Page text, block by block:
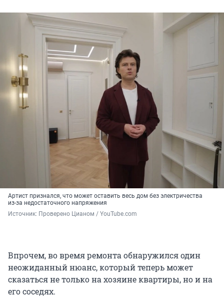
Артист признался, что может оставить весь дом без электричества
из-за недостаточного напряжения
Источник: Проверено Цианом / YouTube.com
Впрочем, во время ремонта обнаружился один
неожиданный нюанс, который теперь может
сказаться не только на хозяине квартиры, но и на
его соседях.